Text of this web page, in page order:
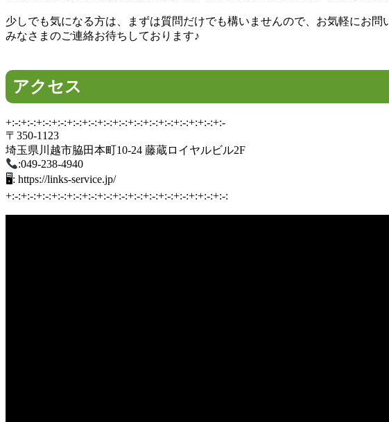
少しでも気になる方は、まずは質問だけでも構いませんので、お気軽にお問
みなさまのご連絡お待ちしております♪
アクセス
+:-:+:-:+:-:+:-:+:-:+:-:+:-:+:-:+:-:+:-:+:-:+:-:+:+:-:+:-
〒350-1123
埼玉県川越市脇田本町10-24 藤蔵ロイヤルビル2F
:049-238-4940
🖥: https://links-service.jp/
+:-:+:-:+:-:+:-:+:-:+:-:+:-:+:-:+:-:+:-:+:-:+:-:+:+:-:+:-: